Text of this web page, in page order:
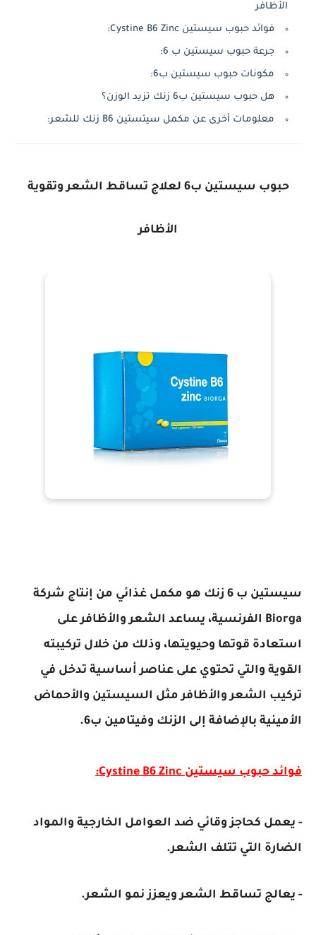
الأظافر
فوائد حبوب سيستين Cystine B6 Zinc:
جرعة حبوب سيستين ب 6:
مكونات حبوب سيستين ب6:
هل حبوب سيستين ب6 زنك تزيد الوزن؟
معلومات أخرى عن مكمل سيتستين B6 زنك للشعر:
حبوب سيستين ب6 لعلاج تساقط الشعر وتقوية
الأظافر
سيستين ب 6 زنك هو مكمل غذائي من إنتاج شركة
Biorga الفرنسية، يساعد الشعر والأظافر على
استعادة قوتها وحيويتها، وذلك من خلال تركيبته
القوية والتي تحتوي على عناصر أساسية تدخل في
تركيب الشعر والأظافر مثل السيستين والأحماض
الأمينية بالإضافة إلى الزنك وفيتامين ب6.
فوائد حبوب سيستين Cystine B6 Zinc:
- يعمل كحاجز وقائي ضد العوامل الخارجية والمواد
الضارة التي تتلف الشعر.
- يعالج تساقط الشعر ويعزز نمو الشعر.